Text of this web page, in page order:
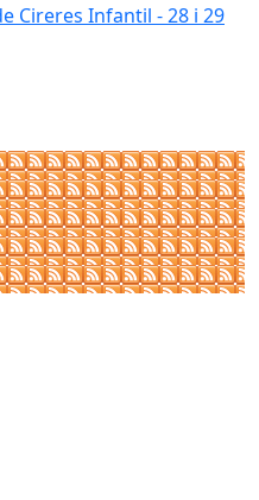
Cireres Infantil - 28 i 29